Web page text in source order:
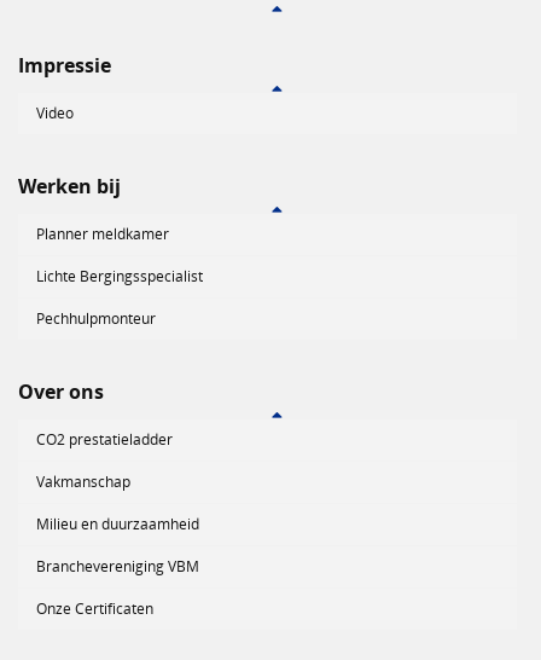
Impressie
Video
Werken bij
Planner meldkamer
Lichte Bergingsspecialist
Pechhulpmonteur
Over ons
CO2 prestatieladder
Vakmanschap
Milieu en duurzaamheid
Branchevereniging VBM
Onze Certificaten